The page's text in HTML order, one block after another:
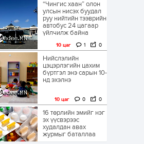
“Чингис хаан” олон
улсын нисэх буудал
руу нийтийн тээврийн
автобус 24 цагаар
үйлчилж байна
10 цаг 1 0
Нийслэлийн
цэцэрлэгийн цахим
бүртгэл энэ сарын 10-
нд эхэлнэ
10 цаг 0 0
16 төрлийн эмийг нэг
эх үүсвэрээс
худалдан авах
журмыг баталлаа